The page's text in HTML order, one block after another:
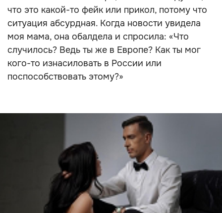
что это какой-то фейк или прикол, потому что
ситуация абсурдная. Когда новости увидела
моя мама, она обалдела и спросила: «Что
случилось? Ведь ты же в Европе? Как ты мог
кого-то изнасиловать в России или
поспособствовать этому?»